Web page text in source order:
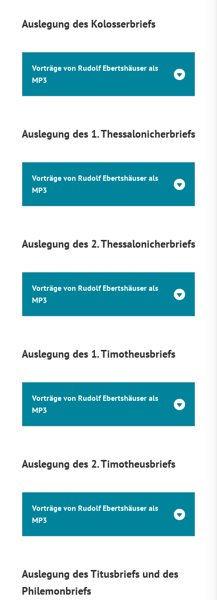
Auslegung des Kolosserbriefs
Vorträge von Rudolf Ebertshäuser als
MP3
Auslegung des 1. Thessalonicherbriefs
Vorträge von Rudolf Ebertshäuser als
MP3
Auslegung des 2. Thessalonicherbriefs
Vorträge von Rudolf Ebertshäuser als
MP3
Auslegung des 1. Timotheusbriefs
Vorträge von Rudolf Ebertshäuser als
MP3
Auslegung des 2. Timotheusbriefs
Vorträge von Rudolf Ebertshäuser als
MP3
Auslegung des Titusbriefs und des
Philemonbriefs